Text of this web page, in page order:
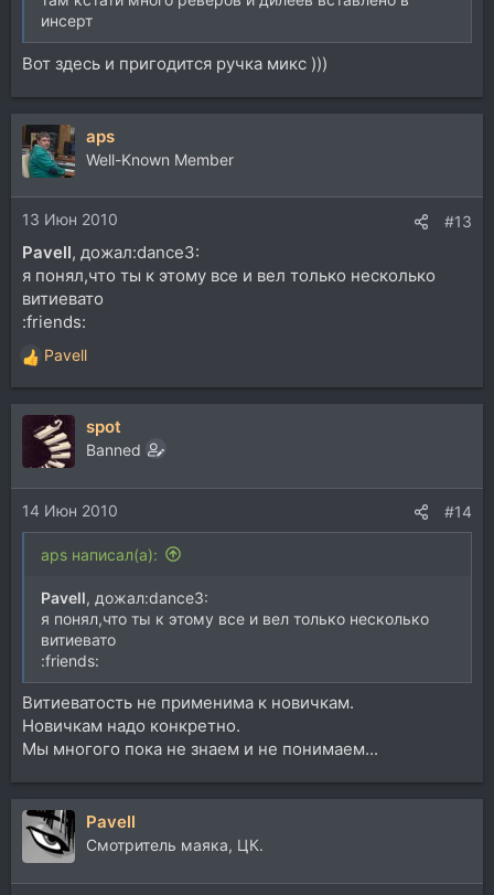
инсерт
Вот здесь и пригодится ручка микс )))
aps
Well-Known Member
13 Июн 2010 #13
Pavell, дожал:dance3:
я понял,что ты к этому все и вел только несколько
витиевато
:friends:
Р
е
а
и
и
:
Pavell
spot
Banned
14 Июн 2010 #14
aps написал(а):
Pavell, дожал:dance3:
я понял,что ты к этому все и вел только несколько
витиевато
:friends:
Витиеватость не применима к новичкам.
Новичкам надо конкретно.
Мы многого пока не знаем и не понимаем...
Pavell
Смотритель маяка, ЦК.